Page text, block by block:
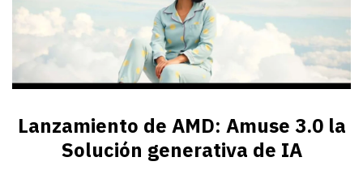
Lanzamiento de AMD: Amuse 3.0 la
Solución generativa de IA